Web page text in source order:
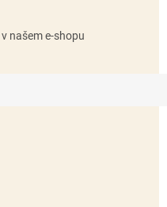
našem e-shopu